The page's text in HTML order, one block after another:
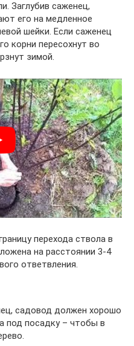
Заглубив саженец,
его на медленное
шейки. Если саженец
корни пересохнут во
зимой.
перехода ствола в
на расстоянии 3-4
ответвления.
садовод должен хорошо
под посадку – чтобы в